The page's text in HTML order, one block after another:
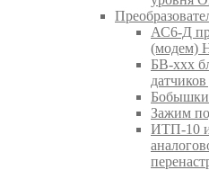
АС6-Д
(модем)
БВ-ххх
Зажим
ИТП-10